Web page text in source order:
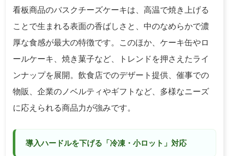
看板商品のバスクチーズケーキは、高温で焼き上げる
ことで生まれる表面の香ばしさと、中のなめらかで濃
厚な食感が最大の特徴です。このほか、ケーキ缶やロ
ールケーキ、焼き菓子など、トレンドを押さえたライ
ンナップを展開。飲食店でのデザート提供、催事での
物販、企業のノベルティやギフトなど、多様なニーズ
に応えられる商品力が強みです。
導入ハードルを下げる「冷凍・小ロット」対応